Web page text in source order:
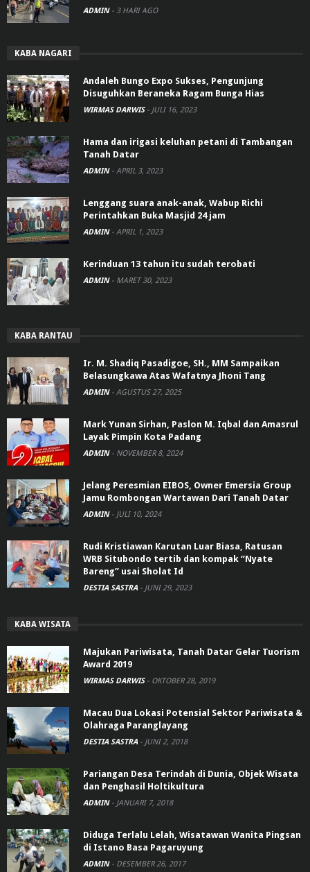
ADMIN - 3 HARI AGO
KABA NAGARI
Andaleh Bungo Expo Sukses, Pengunjung
Disuguhkan Beraneka Ragam Bunga Hias
WIRMAS DARWIS - JULI 16, 2023
Hama dan irigasi keluhan petani di Tambangan
Tanah Datar
ADMIN - APRIL 3, 2023
Lenggang suara anak-anak, Wabup Richi
Perintahkan Buka Masjid 24 jam
ADMIN - APRIL 1, 2023
Kerinduan 13 tahun itu sudah terobati
ADMIN - MARET 30, 2023
KABA RANTAU
Ir. M. Shadiq Pasadigoe, SH., MM Sampaikan
Belasungkawa Atas Wafatnya Jhoni Tang
ADMIN - AGUSTUS 27, 2025
Mark Yunan Sirhan, Paslon M. Iqbal dan Amasrul
Layak Pimpin Kota Padang
ADMIN - NOVEMBER 8, 2024
Jelang Peresmian EIBOS, Owner Emersia Group
Jamu Rombongan Wartawan Dari Tanah Datar
ADMIN - JULI 10, 2024
Rudi Kristiawan Karutan Luar Biasa, Ratusan
WRB Situbondo tertib dan kompak “Nyate
Bareng” usai Sholat Id
DESTIA SASTRA - JUNI 29, 2023
KABA WISATA
Majukan Pariwisata, Tanah Datar Gelar Tuorism
Award 2019
WIRMAS DARWIS - OKTOBER 28, 2019
Macau Dua Lokasi Potensial Sektor Pariwisata &
Olahraga Paranglayang
DESTIA SASTRA - JUNI 2, 2018
Pariangan Desa Terindah di Dunia, Objek Wisata
dan Penghasil Holtikultura
ADMIN - JANUARI 7, 2018
Diduga Terlalu Lelah, Wisatawan Wanita Pingsan
di Istano Basa Pagaruyung
ADMIN - DESEMBER 26, 2017